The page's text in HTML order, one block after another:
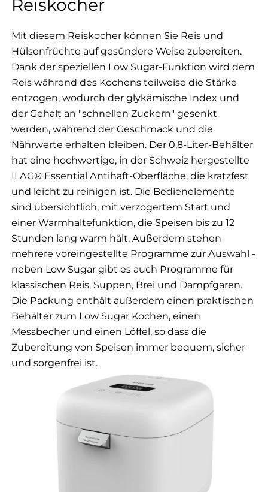
Reiskocher
Mit diesem Reiskocher können Sie Reis und
Hülsenfrüchte auf gesündere Weise zubereiten.
Dank der speziellen Low Sugar-Funktion wird dem
Reis während des Kochens teilweise die Stärke
entzogen, wodurch der glykämische Index und
der Gehalt an "schnellen Zuckern" gesenkt
werden, während der Geschmack und die
Nährwerte erhalten bleiben. Der 0,8-Liter-Behälter
hat eine hochwertige, in der Schweiz hergestellte
ILAG® Essential Antihaft-Oberfläche, die kratzfest
und leicht zu reinigen ist. Die Bedienelemente
sind übersichtlich, mit verzögertem Start und
einer Warmhaltefunktion, die Speisen bis zu 12
Stunden lang warm hält. Außerdem stehen
mehrere voreingestellte Programme zur Auswahl -
neben Low Sugar gibt es auch Programme für
klassischen Reis, Suppen, Brei und Dampfgaren.
Die Packung enthält außerdem einen praktischen
Behälter zum Low Sugar Kochen, einen
Messbecher und einen Löffel, so dass die
Zubereitung von Speisen immer bequem, sicher
und sorgenfrei ist.